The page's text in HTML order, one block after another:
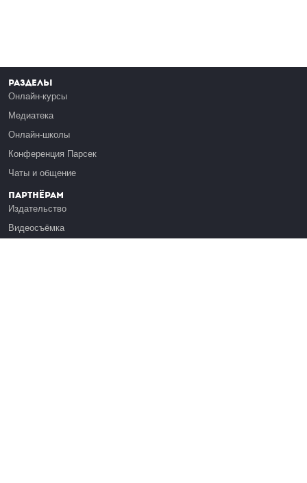
Разделы
Онлайн-курсы
Медиатека
Онлайн-школы
Конференция Парсек
Чаты и общение
Партнёрам
Издательство
Видеосъёмка